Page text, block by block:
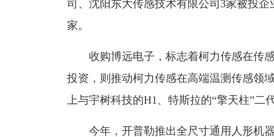
司、沈阳东大传感技术有限公司3家被投
家。
收购博远电子，标志着柯力传感在传感
投资，则推动柯力传感在高端温测传感领
上与宇树科技的H1、特斯拉的“擎天柱”二
今年，开普勒推出全尺寸通用人形机